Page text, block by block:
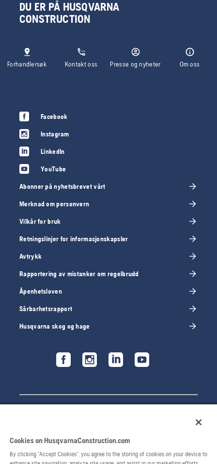
DU ER PÅ HUSQVARNA
CONSTRUCTION
Forhandlersøk Kontakt oss Presse og nyheter Om oss
Facebook
Instagram
LinkedIn
YouTube
Abonner på nyhetsbrevet vårt
Merknad om personvern
Vilkår for bruk
Retningslinjer for informasjonskapsler
Avtrykk
Rapportering av mistanker om regelbrudd
Åpenhetsloven
Sårbarhetsrapport
Husqvarna skog og hage
Cookies on HusqvarnaConstruction.com
By clicking “Accept Cookies”, you agree to the storing of cookies on your device to